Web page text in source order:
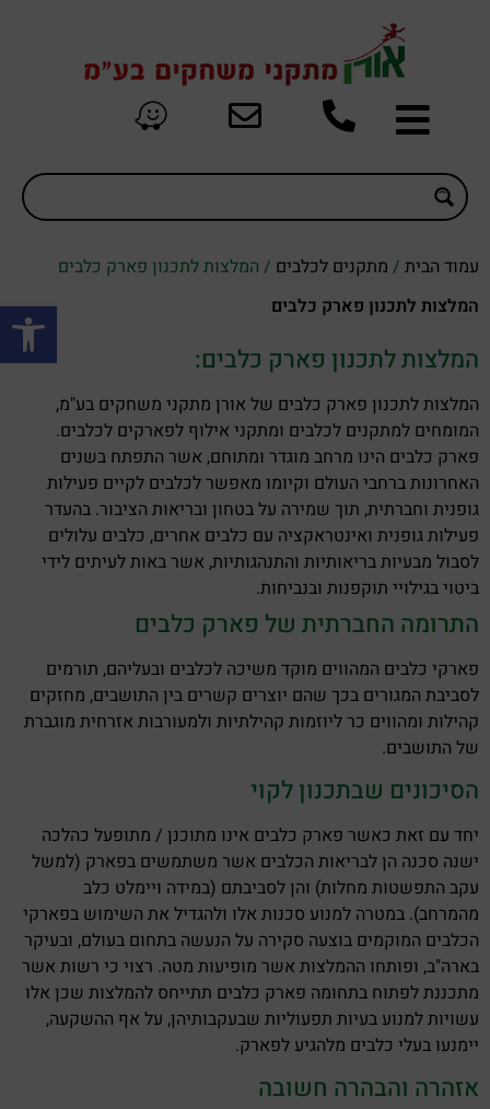
פתח
עמוד הבית / מתקנים לכלבים / המלצות לתכנון פארק כלבים
המלצות לתכנון פארק כלבים
המלצות לתכנון פארק כלבים:
המלצות לתכנון פארק כלבים של אורן מתקני משחקים בע"מ,
המומחים למתקנים לכלבים ומתקני אילוף לפארקים לכלבים.
פארק כלבים הינו מרחב מוגדר ומתוחם, אשר התפתח בשנים
האחרונות ברחבי העולם וקיומו מאפשר לכלבים לקיים פעילות
גופנית וחברתית, תוך שמירה על בטחון ובריאות הציבור. בהעדר
פעילות גופנית ואינטראקציה עם כלבים אחרים, כלבים עלולים
לסבול מבעיות בריאותיות והתנהגותיות, אשר באות לעיתים לידי
ביטוי בגילויי תוקפנות ובנביחות.
התרומה החברתית של פארק כלבים
פארקי כלבים המהווים מוקד משיכה לכלבים ובעליהם, תורמים
לסביבת המגורים בכך שהם יוצרים קשרים בין התושבים, מחזקים
קהילות ומהווים כר ליוזמות קהילתיות ולמעורבות אזרחית מוגברת
של התושבים.
הסיכונים שבתכנון לקוי
יחד עם זאת כאשר פארק כלבים אינו מתוכנן / מתופעל כהלכה
ישנה סכנה הן לבריאות הכלבים אשר משתמשים בפארק (למשל
עקב התפשטות מחלות) והן לסביבתם (במידה ויימלט כלב
מהמרחב). במטרה למנוע סכנות אלו ולהגדיל את השימוש בפארקי
הכלבים המוקמים בוצעה סקירה על הנעשה בתחום בעולם, ובעיקר
בארה"ב, ופותחו ההמלצות אשר מופיעות מטה. רצוי כי רשות אשר
מתכננת לפתוח בתחומה פארק כלבים תתייחס להמלצות שכן אלו
עשויות למנוע בעיות תפעוליות שבעקבותיהן, על אף ההשקעה,
יימנעו בעלי כלבים מלהגיע לפארק.
אזהרה והבהרה חשובה